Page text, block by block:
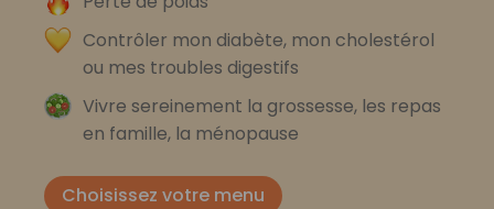
Contrôler mon diabète, mon cholestérol
ou mes troubles digestifs
Vivre sereinement la grossesse, les repas
en famille, la ménopause
Choisissez votre menu